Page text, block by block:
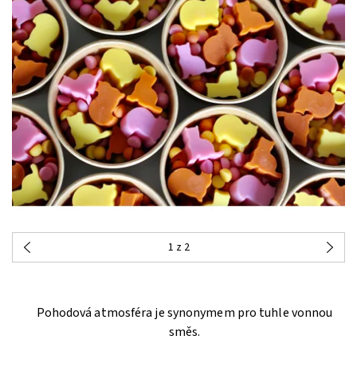
1 z 2
Pohodová atmosféra je synonymem pro tuhle vonnou
směs.